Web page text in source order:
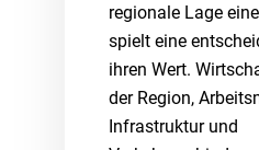
regionale Lage
spielt eine
ihren Wert.
der Region,
Infrastruktur und